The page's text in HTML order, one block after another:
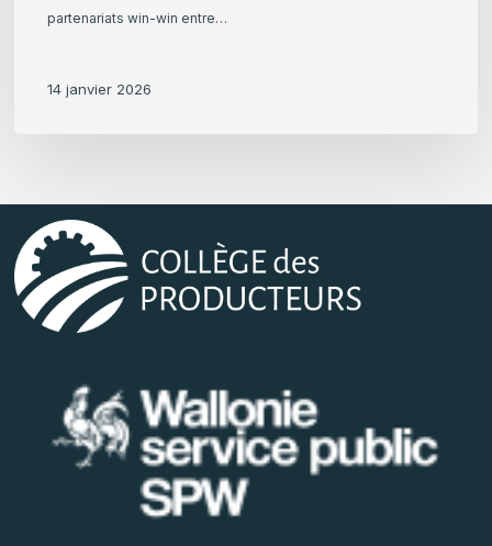
partenariats win-win entre…
14 janvier 2026